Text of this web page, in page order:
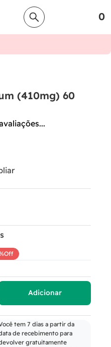
0
(410mg) 60
Off
Adicionar
tem 7 dias a partir da
de recebimento para
gratuitamente